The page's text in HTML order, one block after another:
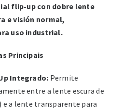
flip-up con dobre lente
e visión normal,
uso industrial.
Principais
Integrado: Permite
entre a lente escura de
e a lente transparente para